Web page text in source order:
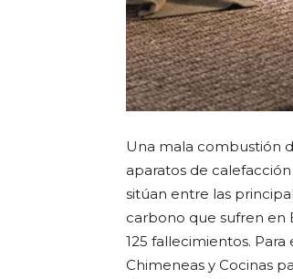
Una mala combustión
aparatos de
sitúan entre las
carbono que sufren en
125 fallecimientos.
Chimeneas y Cocinas